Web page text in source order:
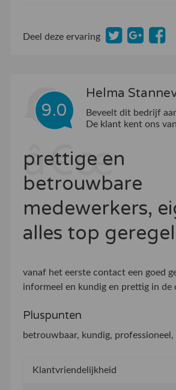
Deel deze ervaring
9.0
Helma
Beveelt dit bedrijf
De klant kent ons
prettige en
betrouwbare
medewerkers,
alles top
vanaf het eerste contact een goed
informeel en kundig en prettig in de
Pluspunten
betrouwbaar, kundig,
Klantvriendelijkheid